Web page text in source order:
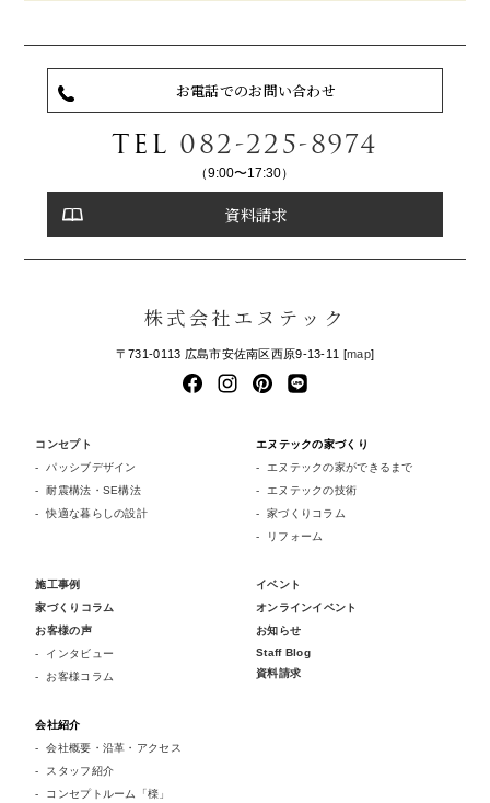
お電話でのお問い合わせ
TEL 082-225-8974
（9:00〜17:30）
資料請求
株式会社エヌテック
〒731-0113 広島市安佐南区西原9-13-11 [map]
コンセプト
パッシブデザイン
耐震構法・SE構法
快適な暮らしの設計
エヌテックの家づくり
エヌテックの家ができるまで
エヌテックの技術
家づくりコラム
リフォーム
施工事例
家づくりコラム
お客様の声
インタビュー
お客様コラム
イベント
オンラインイベント
お知らせ
Staff Blog
資料請求
会社紹介
会社概要・沿革・アクセス
スタッフ紹介
コンセプトルーム「檪」